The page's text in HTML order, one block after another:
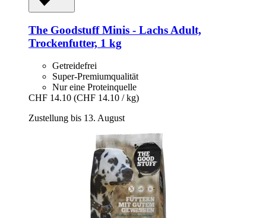
The GoodstuffMinis -​ Lachs Adult,
Trockenfutter, 1 kg
Getreidefrei
Super-Premiumqualität
Nur eine Proteinquelle
CHF 14.10 (CHF 14.10 / kg)
Zustellung bis 13. August